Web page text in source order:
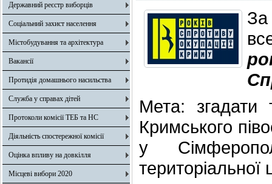
Державний реєстр виборців
Соціальний захист населення
Містобудування та архітектура
Вакансії
Протидія домашнього насильства
Служба у справах дітей
Протоколи комісії ТЕБ та НС
Діяльність спостережної комісії
Оцінка впливу на довкілля
Місцеві вибори 2020
За
Мета: згадати
Кримського
у
територіальної